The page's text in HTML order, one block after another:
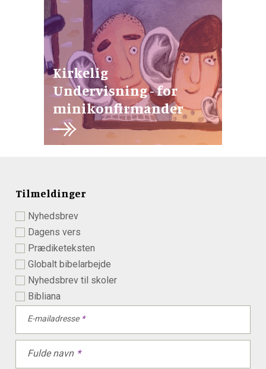
Kirkelig
Undervisning - for
minikonfirmander
Tilmeldinger
Nyhedsbrev
Dagens vers
Prædiketeksten
Globalt bibelarbejde
Nyhedsbrev til skoler
Bibliana
E-mailadresse
Fulde navn